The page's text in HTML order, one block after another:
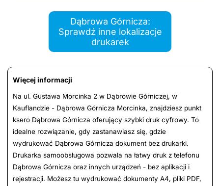
Dąbrowa Górnicza:
Sprawdź inne lokalizacje
drukarek
Więcej informacji
Na ul. Gustawa Morcinka 2 w Dąbrowie Górniczej, w
Kauflandzie - Dąbrowa Górnicza Morcinka, znajdziesz punkt
ksero Dąbrowa Górnicza oferujący szybki druk cyfrowy. To
idealne rozwiązanie, gdy zastanawiasz się, gdzie
wydrukować Dąbrowa Górnicza dokument bez drukarki.
Drukarka samoobsługowa pozwala na łatwy druk z telefonu
Dąbrowa Górnicza oraz innych urządzeń - bez aplikacji i
rejestracji. Możesz tu wydrukować dokumenty A4, pliki PDF,